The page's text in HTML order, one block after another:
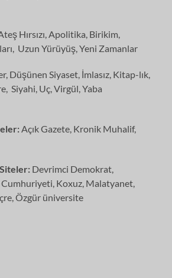
Hırsızı, Apolitika, Birikim,
Uzun Yürüyüş, Yeni Zamanlar
Düşünen Siyaset, İmlasız, Kitap-lık,
Siyahi, Uç, Virgül, Yaba
Açık Gazete, Kronik Muhalif,
Devrimci Demokrat,
Koxuz, Malatyanet,
Özgür üniversite